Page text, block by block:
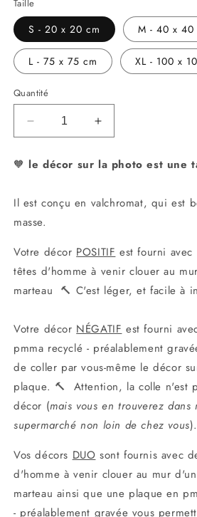
Taille
S - 20 x 20 cm M - 40 x 40
L - 75 x 75 cm XL - 100 x
Quantité
Réduire
la
quantité
de
Augmenter
la
quantité
de
🧡 ledécor sur la photo est une
Il est conçu en valchromat, qui est
masse.
Votre décor POSITIF est fourni
têtes d'homme à venir clouer au
marteau 🔨 C'est léger, et facile à
Votre décor NÉGATIF est fourni
pmma recyclé - préalablement
de coller par vous-même le décor
plaque. 🔨 Attention, la colle n'est
décor (mais vous en trouverez
supermarché non loin de chez vous).
Vos décors DUO sont fournis avec
d'homme à venir clouer au mur
marteau ainsi que une plaque en
- préalablement gravée vous